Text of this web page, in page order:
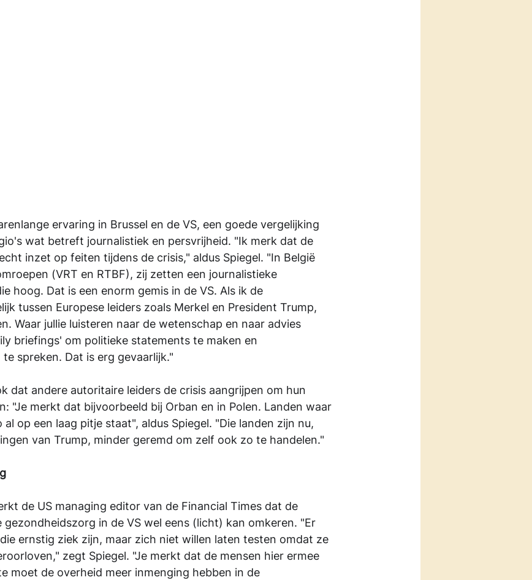
ervaring in Brussel en de VS, een goede vergelijking
wat betreft journalistiek en persvrijheid. "Ik merk dat de
inzet op feiten tijdens de crisis," aldus Spiegel. "In België
(VRT en RTBF), zij zetten een journalistieke
hoog. Dat is een enorm gemis in de VS. Als ik de
tussen Europese leiders zoals Merkel en President Trump,
Waar jullie luisteren naar de wetenschap en naar advies
briefings' om politieke statements te maken en
spreken. Dat is erg gevaarlijk."
dat andere autoritaire leiders de crisis aangrijpen om hun
"Je merkt dat bijvoorbeeld bij Orban en in Polen. Landen waar
op een laag pitje staat", aldus Spiegel. "Die landen zijn nu,
van Trump, minder geremd om zelf ook zo te handelen."
de US managing editor van de Financial Times dat de
gezondheidszorg in de VS wel eens (licht) kan omkeren. "Er
ernstig ziek zijn, maar zich niet willen laten testen omdat ze
zegt Spiegel. "Je merkt dat de mensen hier ermee
moet de overheid meer inmenging hebben in de